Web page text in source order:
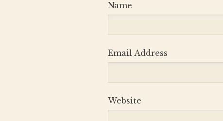
Name
Email Address
Website